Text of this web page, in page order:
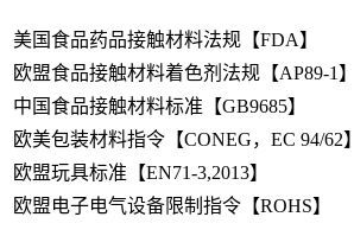
美国食品药品接触材料法规【FDA】
欧盟食品接触材料着色剂法规【AP89-1】
中国食品接触材料标准【GB9685】
欧美包装材料指令【CONEG，EC 94/62】
欧盟玩具标准【EN71-3,2013】
欧盟电子电气设备限制指令【ROHS】